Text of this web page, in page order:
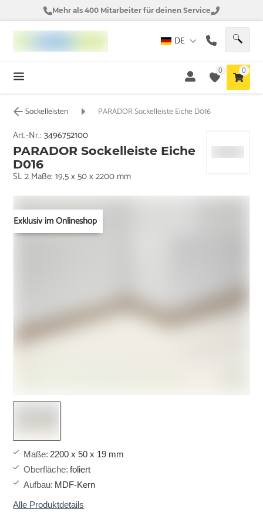
Mehr als 400 Mitarbeiter für deinen Service
DE
0 0
Sockelleisten PARADOR Sockelleiste Eiche D016
Exklusiv im Onlineshop
Art.-Nr.:3496752100
PARADOR Sockelleiste Eiche
D016
SL 2 Maße: 19,5 x 50 x 2200 mm
Maße: 2200 x 50 x 19 mm
Oberfläche: foliert
Aufbau: MDF-Kern
Alle Produktdetails